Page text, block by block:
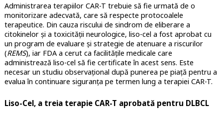
Administrarea terapiilor CAR-T trebuie să fie urmată de o
monitorizare adecvată, care să respecte protocoalele
terapeutice. Din cauza riscului de sindrom de eliberare a
citokinelor și a toxicității neurologice, liso-cel a fost aprobat cu
un program de evaluare și strategie de atenuare a riscurilor
(REMS), iar FDA a cerut ca facilitățile medicale care
administrează liso-cel să fie certificate în acest sens. Este
necesar un studiu observațional după punerea pe piață pentru a
evalua în continuare siguranța pe termen lung a terapiei CAR-T.
Liso-Cel, a treia terapie CAR-T aprobată pentru DLBCL